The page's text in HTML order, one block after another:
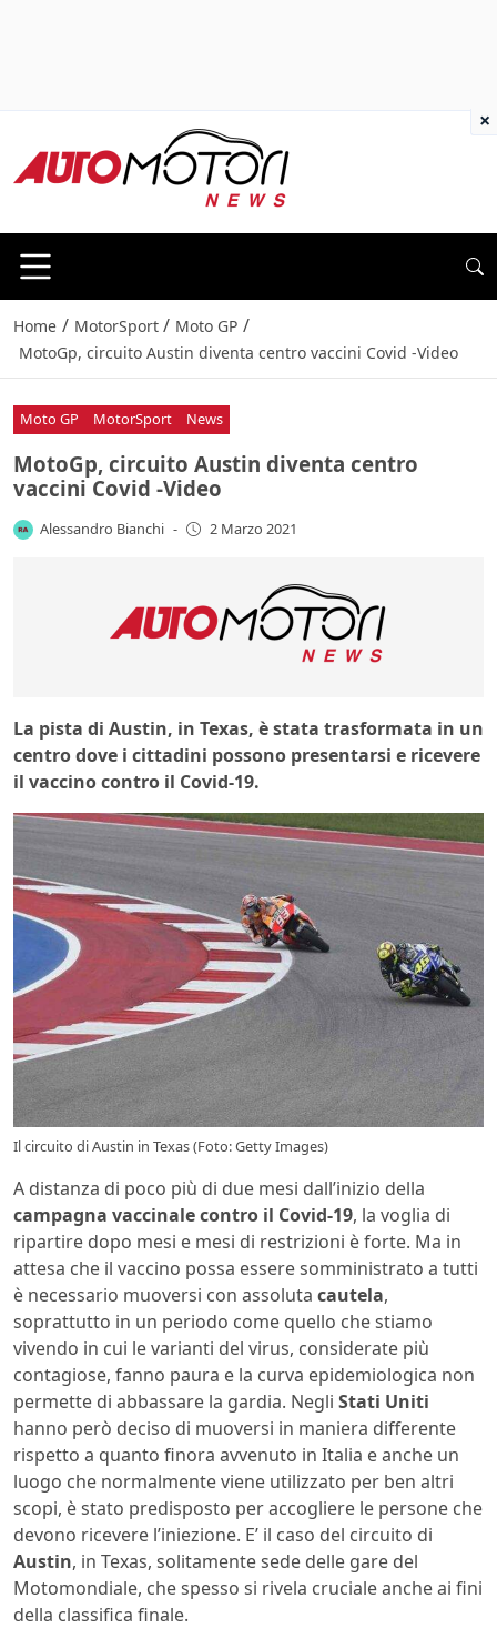
Home / MotorSport / Moto GP /
MotoGp, circuito Austin diventa centro vaccini Covid -Video
Moto GP MotorSport News
MotoGp, circuito Austin diventa centro
vaccini Covid -Video
Alessandro Bianchi - 2 Marzo 2021
La pista di Austin, in Texas, è stata trasformata in un
centro dove i cittadini possono presentarsi e ricevere
il vaccino contro il Covid-19.
Il circuito di Austin in Texas (Foto: Getty Images)
A distanza di poco più di due mesi dall’inizio della
campagna vaccinale contro il Covid-19, la voglia di
ripartire dopo mesi e mesi di restrizioni è forte. Ma in
attesa che il vaccino possa essere somministrato a tutti
è necessario muoversi con assoluta cautela,
soprattutto in un periodo come quello che stiamo
vivendo in cui le varianti del virus, considerate più
contagiose, fanno paura e la curva epidemiologica non
permette di abbassare la gardia. Negli Stati Uniti
hanno però deciso di muoversi in maniera differente
rispetto a quanto finora avvenuto in Italia e anche un
luogo che normalmente viene utilizzato per ben altri
scopi, è stato predisposto per accogliere le persone che
devono ricevere l’iniezione. E’ il caso del circuito di
Austin, in Texas, solitamente sede delle gare del
Motomondiale, che spesso si rivela cruciale anche ai fini
della classifica finale.
×